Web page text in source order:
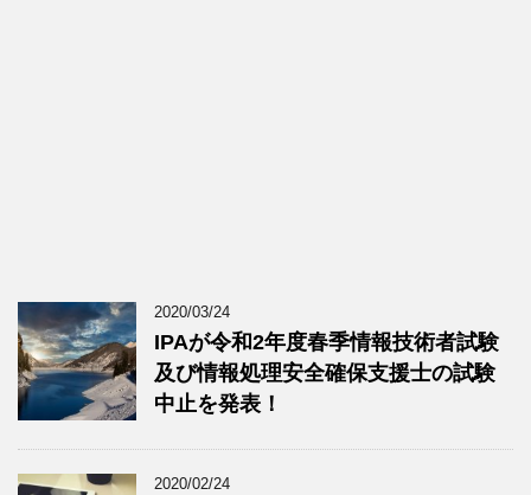
2020/03/24
IPAが令和2年度春季情報技術者試験
及び情報処理安全確保支援士の試験
中止を発表！
2020/02/24